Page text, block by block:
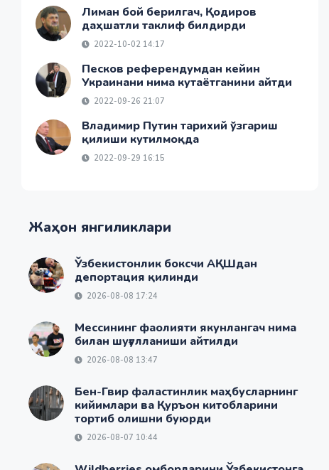
Лиман бой берилгач, Қодиров
даҳшатли таклиф билдирди
2022-10-02 14:17
Песков референдумдан кейин
Украинани нима кутаётганини айтди
2022-09-26 21:07
Владимир Путин тарихий ўзгариш
қилиши кутилмоқда
2022-09-29 16:15
Жаҳон янгиликлари
Ўзбекистонлик боксчи АҚШдан
депортация қилинди
2026-08-08 17:24
Мессининг фаолияти якунлангач нима
билан шуғулланиши айтилди
2026-08-08 13:47
Бен-Гвир фаластинлик маҳбусларнинг
кийимлари ва Қуръон китобларини
тортиб олишни буюрди
2026-08-07 10:44